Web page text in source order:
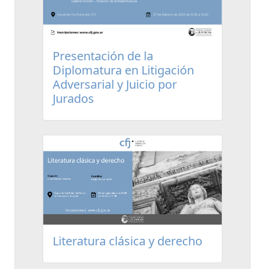
Presentación de la
Diplomatura en Litigación
Adversarial y Juicio por
Jurados
Literatura clásica y derecho